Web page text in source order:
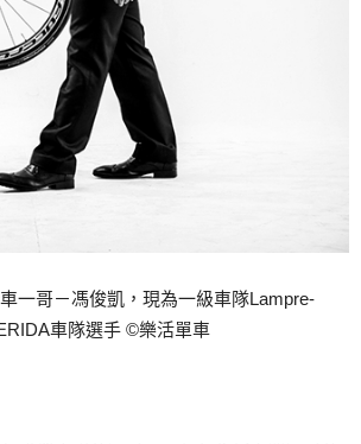
車一哥－馮俊凱，現為一級車隊Lampre-
車隊選手 ©樂活單車